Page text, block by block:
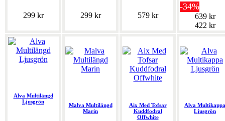
299 kr 299 kr 579 kr
-34%
639 kr
422 kr
Alva Multilängd
Ljusgrön
Malva Multilängd
Marin
Aix Med Tofsar
Kuddfodral
Offwhite
Alva Multikappa
Ljusgrön